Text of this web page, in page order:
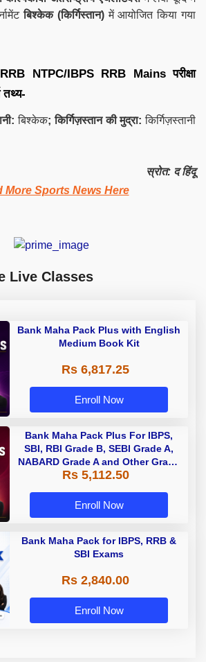
बिश्केक (किर्गिस्तान)में आयोजित किया गया
NTPC/IBPS RRB Mains परीक्षा
तथ्य-
बिश्केक; किर्गिज़स्तान की मुद्रा:किर्गिज़स्तानी
स्रोत: द हिंदू
More Sports News Here
Live Classes
Bank Maha Pack Plus with English
Medium Book Kit
Rs 6,817.25
Enroll Now
Bank Maha Pack Plus For IBPS,
SBI, RBI Grade B, SEBI Grade A,
NABARD Grade A and Other Grade
A & Grade B Bank Exams
Rs 5,112.50
Enroll Now
Bank Maha Pack for IBPS, RRB &
SBI Exams
Rs 2,840.00
Enroll Now